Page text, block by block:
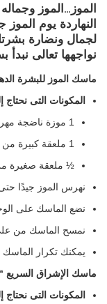
الموز…الموز
لجمال ونضارة
نواجهها تعالى نبدأ
ماسك الموز للبشرة
المكونات التى نحتاج
1 موزة ناضجة مهروسة .
1 ملعقة كبيرة من العسل.
½ ملعقة صغيرة
نهرس الموز جيدًا
نضع الماسك على الوجه
نمسح الماسك من
يمكنك تكرار الماسك 2-3 مرات إسبوعيًا.
ماسك الإشراق السريع
المكونات التى نحتاج